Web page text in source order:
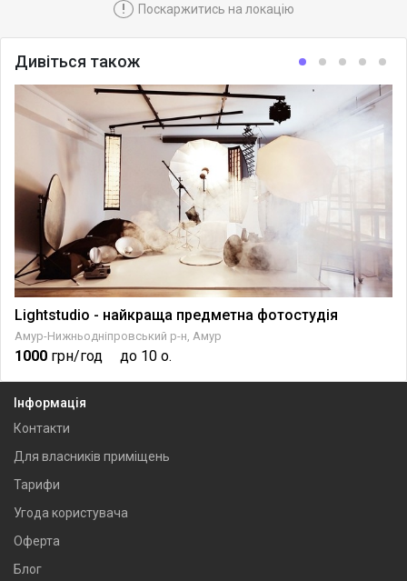
! Поскаржитись на локацію
Дивіться також
Lightstudio - найкраща предметна фотостудія
Амур-Нижньодніпровський р-н, Амур
1000 грн/год до 10 о.
Інформація
Контакти
Для власників приміщень
Тарифи
Угода користувача
Оферта
Блог